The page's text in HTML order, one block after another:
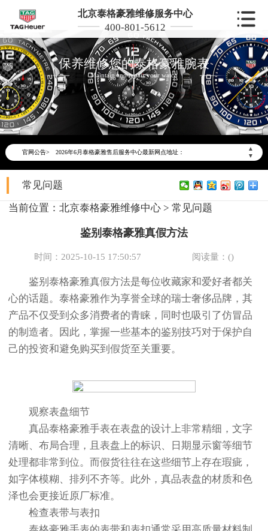
北京泰格豪雅维修服务中心
400-801-5612
保养维修您的泰格豪雅腕表
Maintain and repair your watch
官网公告>
▲
▼
2026年6月泰格豪雅北京市售后服务网络优化升级公告
2026年6月北京市泰格豪雅官方售后客户服务热线：400-801-5612
2026年6月泰格豪雅售后服务中心最新网点地址：
北京市东城区东长安街1号东方广场写字楼W3座6层602室（需提前预约）
北京市朝阳区建国门外大街甲6号华熙国际中心写字楼D座11层1102室（需提前预约）
节假日正常营业！
常见问题
当前位置： 北京泰格豪雅维修中心 > 常见问题
鉴别泰格豪雅真假方法
时间：2025-10-15 17:50:57 阅读量：()
鉴别泰格豪雅真假方法是每位收藏家和爱好者都关
心的话题。泰格豪雅作为享誉全球的瑞士奢侈品牌，其
产品不仅受到众多消费者的青睐，同时也吸引了仿冒品
的制造者。因此，掌握一些基本的鉴别技巧对于保护自
己的投资和避免购买到假货至关重要。
观察表盘细节
真品泰格豪雅手表在表盘的设计上非常精细，文字
清晰、布局合理，且表盘上的标识、日期显示窗等细节
处理都非常到位。而假货往往在这些细节上存在瑕疵，
如字体模糊、排列不齐等。此外，真品表盘的材质和色
泽也会更接近原厂标准。
检查表带与表扣